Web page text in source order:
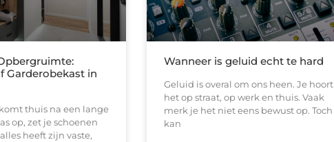
Garderobekast in
thuis na een lange
op, zet je schoenen
heeft zijn vaste,
Wanneer is geluid echt te hard
Geluid is overal om ons heen. Je hoort
het op straat, op werk en thuis. Vaak
merk je het niet eens bewust op. Toch
kan